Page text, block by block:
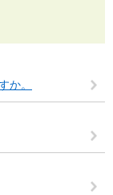
か。